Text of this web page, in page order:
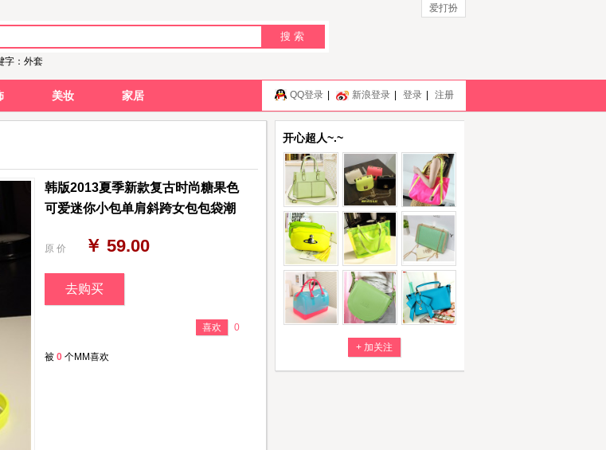
搜 索
字：外套
爱打扮
美妆 家居 QQ登录 新浪登录 登录 注册
韩版2013夏季新款复古时尚糖果色
可爱迷你小包单肩斜跨女包包袋潮
原 价 ￥ 59.00
去购买
喜欢 0
被 0 个MM喜欢
开心超人~.~
+ 加关注